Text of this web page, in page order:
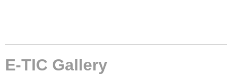
E-TIC Gallery